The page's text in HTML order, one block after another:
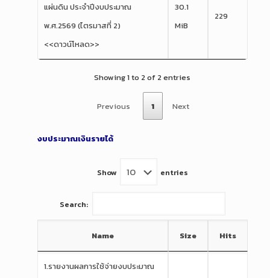
แผ่นดิน ประจำปีงบประมาณ
พ.ศ.2569 (ไตรมาสที่ 2)
<<ดาวน์โหลด>>
30.1
MiB
229
Showing 1 to 2 of 2 entries
Previous 1 Next
งบประมาณเงินรายได้
Show entries
Search:
Name Size Hits
1.รายงานผลการใช้จ่ายงบประมาณ